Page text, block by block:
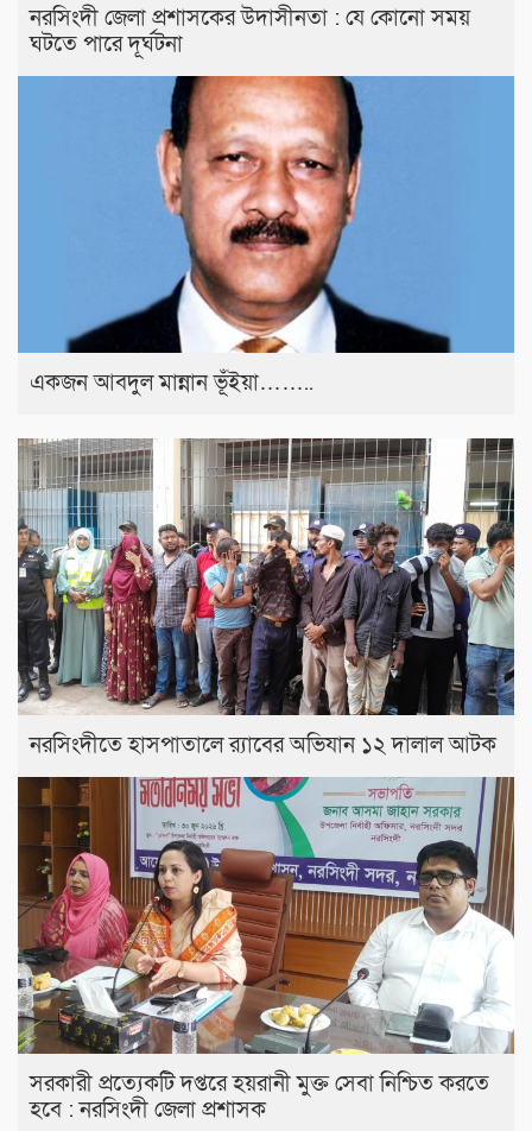
নরসিংদী জেলা প্রশাসকের উদাসীনতা : যে কোনো সময়
ঘটতে পারে দূর্ঘটনা
একজন আবদুল মান্নান ভূঁইয়া……..
নরসিংদীতে হাসপাতালে র‍্যাবের অভিযান ১২ দালাল আটক
সরকারী প্রত্যেকটি দপ্তরে হয়রানী মুক্ত সেবা নিশ্চিত করতে
হবে : নরসিংদী জেলা প্রশাসক